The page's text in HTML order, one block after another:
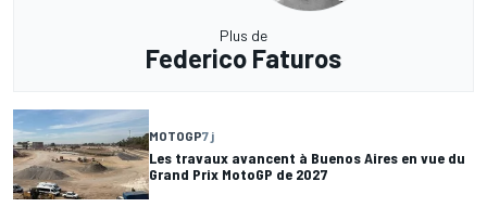
Plus de
Federico Faturos
MOTOGP7 j
Les travaux avancent à Buenos Aires en vue du
Grand Prix MotoGP de 2027